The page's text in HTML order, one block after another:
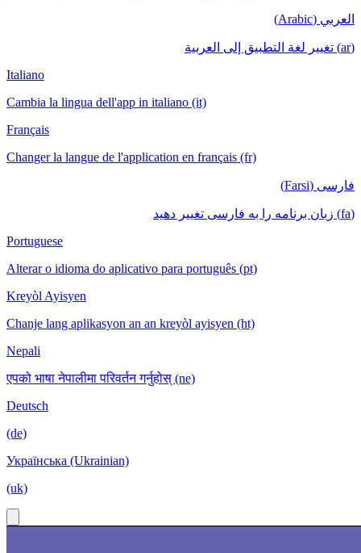
العربي (Arabic)
(ar) تغيير لغة التطبيق إلى العربية
Italiano
Cambia la lingua dell'app in italiano (it)
Français
Changer la langue de l'application en français (fr)
فارسی (Farsi)
(fa) زبان برنامه را به فارسی تغییر دهید
Portuguese
Alterar o idioma do aplicativo para português (pt)
Kreyòl Ayisyen
Chanje lang aplikasyon an an kreyòl ayisyen (ht)
Nepali
एपको भाषा नेपालीमा परिवर्तन गर्नुहोस् (ne)
Deutsch
(de)
Українська (Ukrainian)
(uk)